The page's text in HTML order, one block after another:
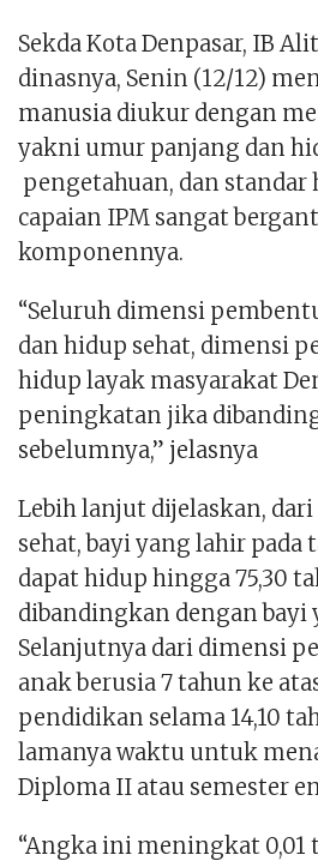
Sekda Kota Denpasar, IB
dinasnya, Senin (12/12)
manusia diukur dengan
yakni umur panjang dan
pengetahuan, dan
capaian IPM sangat
komponennya.
“Seluruh dimensi
dan hidup sehat, dimensi
hidup layak masyarakat
peningkatan jika
sebelumnya,” jelasnya
Lebih lanjut dijelaskan,
sehat, bayi yang lahir
dapat hidup hingga 75,30
dibandingkan dengan bayi
Selanjutnya dari dimensi
anak berusia 7 tahun ke
pendidikan selama 14,10
lamanya waktu untuk
Diploma II atau semester
“Angka ini meningkat